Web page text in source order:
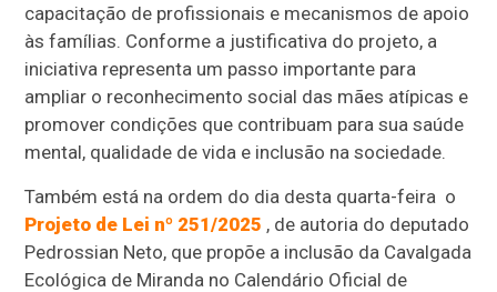
capacitação de profissionais e mecanismos de apoio
às famílias. Conforme a justificativa do projeto, a
iniciativa representa um passo importante para
ampliar o reconhecimento social das mães atípicas e
promover condições que contribuam para sua saúde
mental, qualidade de vida e inclusão na sociedade.
Também está na ordem do dia desta quarta-feira o
Projeto de Lei nº 251/2025 , de autoria do deputado
Pedrossian Neto, que propõe a inclusão da Cavalgada
Ecológica de Miranda no Calendário Oficial de